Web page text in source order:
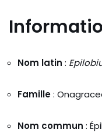
Nom latin :
Famille:
Nom commun :